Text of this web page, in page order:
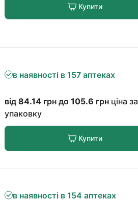
Купити
в наявності в 157 аптеках
від 84.14грн до 105.6 грн ціна за
упаковку
Купити
в наявності в 154 аптеках